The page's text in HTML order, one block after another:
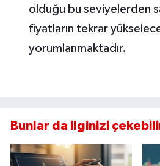
olduğu bu seviyelerden
fiyatların tekrar
yorumlanmaktadır.
Bunlar da ilginizi